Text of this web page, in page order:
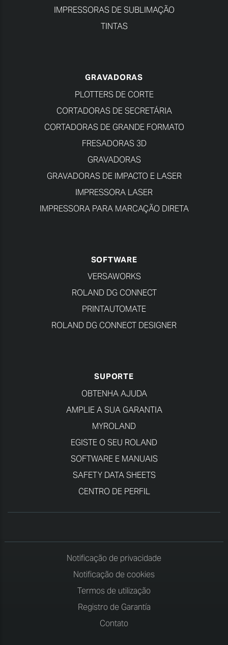
IMPRESSORAS DE SUBLIMAÇÃO
TINTAS
GRAVADORAS
PLOTTERS DE CORTE
CORTADORAS DE SECRETÁRIA
CORTADORAS DE GRANDE FORMATO
FRESADORAS 3D
GRAVADORAS
GRAVADORAS DE IMPACTO E LASER
IMPRESSORA LASER
IMPRESSORA PARA MARCAÇÃO DIRETA
SOFTWARE
VERSAWORKS
ROLAND DG CONNECT
PRINTAUTOMATE
ROLAND DG CONNECT DESIGNER
SUPORTE
OBTENHA AJUDA
AMPLIE A SUA GARANTIA
MYROLAND
EGISTE O SEU ROLAND
SOFTWARE E MANUAIS
SAFETY DATA SHEETS
CENTRO DE PERFIL
Notificação de privacidade
Notificação de cookies
Termos de utilização
Registro de Garantía
Contato